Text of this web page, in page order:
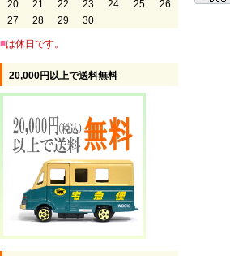
20
21 22 23 24 25
26
27
28 29 30
■は休日です。
20,000円以上で送料無料